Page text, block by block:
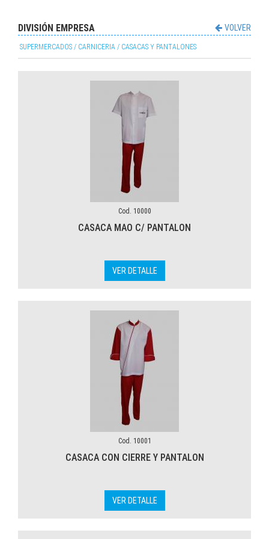
VOLVER
DIVISIÓN EMPRESA
SUPERMERCADOS / CARNICERIA / CASACAS Y PANTALONES
Cod. 10000
CASACA MAO C/ PANTALON
VER DETALLE
Cod. 10001
CASACA CON CIERRE Y PANTALON
VER DETALLE